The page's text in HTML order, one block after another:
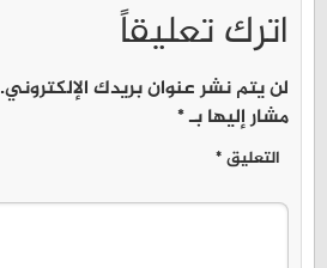
اترك تعليقاً
لن يتم نشر عنوان بريدك الإلكتروني.
مشار إليها بـ*
التعليق*